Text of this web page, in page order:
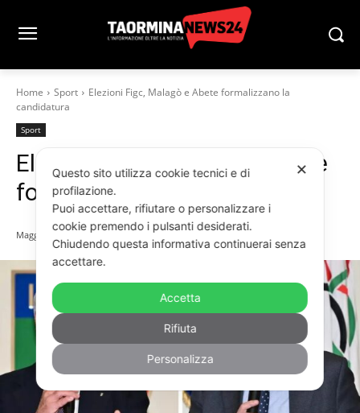
Home Sport
Elezioni Figc, Malagò e Abete formalizzano la
candidatura
Sport
Elezioni Figc, Malagò e Abete
formalizzano la candidatura
Maggio 13, 2026
✕
Questo sito utilizza cookie tecnici e di
profilazione.
Puoi accettare, rifiutare o personalizzare i
cookie premendo i pulsanti desiderati.
Chiudendo questa informativa continuerai senza
accettare.
Accetta
Rifiuta
Personalizza